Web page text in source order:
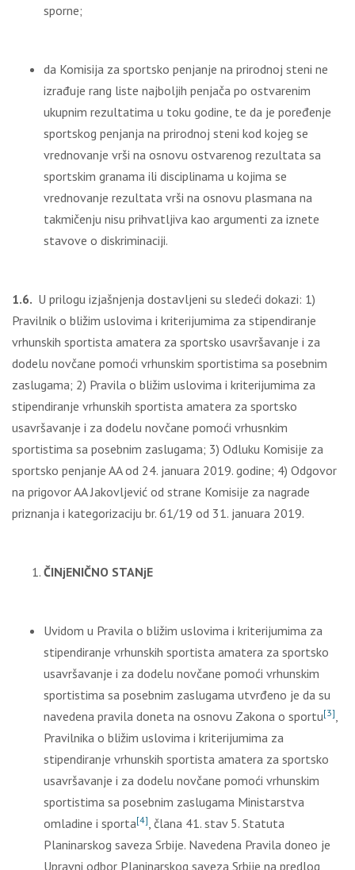
sporne;
da Komisija za sportsko penjanje na prirodnoj steni ne
izrađuje rang liste najboljih penjača po ostvarenim
ukupnim rezultatima u toku godine, te da je poređenje
sportskog penjanja na prirodnoj steni kod kojeg se
vrednovanje vrši na osnovu ostvarenog rezultata sa
sportskim granama ili disciplinama u kojima se
vrednovanje rezultata vrši na osnovu plasmana na
takmičenju nisu prihvatljiva kao argumenti za iznete
stavove o diskriminaciji.
1.6. U prilogu izjašnjenja dostavljeni su sledeći dokazi: 1)
Pravilnik o bližim uslovima i kriterijumima za stipendiranje
vrhunskih sportista amatera za sportsko usavršavanje i za
dodelu novčane pomoći vrhunskim sportistima sa posebnim
zaslugama; 2) Pravila o bližim uslovima i kriterijumima za
stipendiranje vrhunskih sportista amatera za sportsko
usavršavanje i za dodelu novčane pomoći vrhusnkim
sportistima sa posebnim zaslugama; 3) Odluku Komisije za
sportsko penjanje AA od 24. januara 2019. godine; 4) Odgovor
na prigovor AA Jakovljević od strane Komisije za nagrade
priznanja i kategorizaciju br. 61/19 od 31. januara 2019.
ČINjENIČNO STANjE
Uvidom u Pravila o bližim uslovima i kriterijumima za
stipendiranje vrhunskih sportista amatera za sportsko
usavršavanje i za dodelu novčane pomoći vrhunskim
sportistima sa posebnim zaslugama utvrđeno je da su
navedena pravila doneta na osnovu Zakona o sportu[3],
Pravilnika o bližim uslovima i kriterijumima za
stipendiranje vrhunskih sportista amatera za sportsko
usavršavanje i za dodelu novčane pomoći vrhunskim
sportistima sa posebnim zaslugama Ministarstva
omladine i sporta[4], člana 41. stav 5. Statuta
Planinarskog saveza Srbije. Navedena Pravila doneo je
Upravni odbor Planinarskog saveza Srbije na predlog